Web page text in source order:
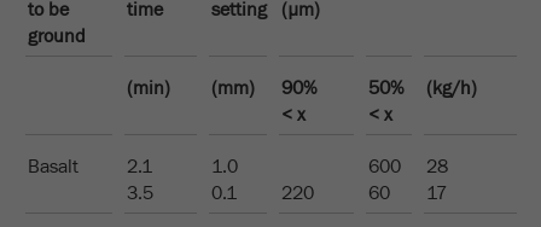
visitante usa el sitio web .
2 años
to be
ground
time
setting
(µm)
(min) (mm)
90%
< x
50%
< x
(kg/h)
Basalt
2.1
3.5
1.0
0.1
220
600
60
28
17